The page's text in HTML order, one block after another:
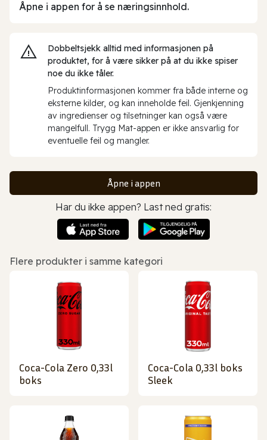
Åpne i appen for å se næringsinnhold.
Dobbeltsjekk alltid med informasjonen på
produktet, for å være sikker på at du ikke spiser
noe du ikke tåler.
Produktinformasjonen kommer fra både interne og
eksterne kilder, og kan inneholde feil. Gjenkjenning
av ingredienser og tilsetninger kan også være
mangelfull. Trygg Mat-appen er ikke ansvarlig for
eventuelle feil og mangler.
Åpne i appen
Har du ikke appen? Last ned gratis:
Flere produkter i samme kategori
Coca-Cola Zero 0,33l
boks
Coca-Cola 0,33l boks
Sleek